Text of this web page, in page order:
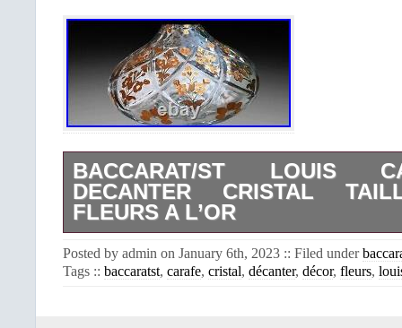
BACCARAT/ST LOUIS
DECANTER CRISTAL
FLEURS A L’OR
DECOR DE FLEURS A L’OR
LOUIS PARFAIT ETAT. Cet item est
Posted by admin on January 6th, 2023 :: Filed under
Tags :: baccaratst, carafe, cristal, décanter, décor, fleurs,